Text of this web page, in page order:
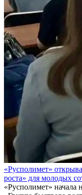
«Русполимет»
роста» для молодых
«Русполимет»